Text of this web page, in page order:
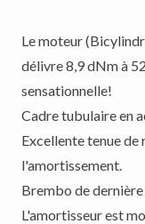
Le moteur
délivre 8,9 dNm à
sensationnelle!
Cadre tubulaire en
Excellente tenue de
l'amortissement.
Brembo de
L'amortisseur est